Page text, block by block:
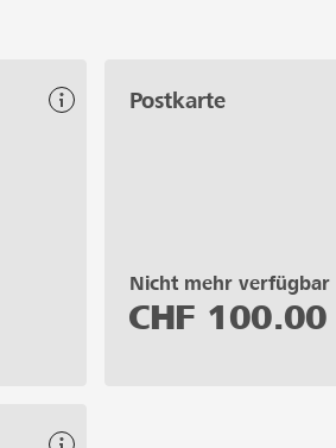
Postkarte
Nicht mehr verfügbar
CHF 100.00